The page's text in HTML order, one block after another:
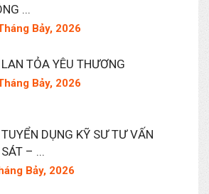
...
Bảy, 2026
TỎA YÊU THƯƠNG
Bảy, 2026
DỤNG KỸ SƯ TƯ VẤN
– ...
Bảy, 2026